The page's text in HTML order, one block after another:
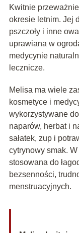
Kwitnie
okresie letnim. Jej
pszczoły i inne
uprawiana w
medycynie
lecznicze.
Melisa ma wiele
kosmetyce i
wykorzystywane
naparów, herbat i
sałatek, zup i
cytrynowy smak.
stosowana do
bezsenności,
menstruacyjnych.